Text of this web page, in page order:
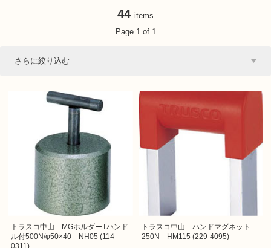
44 items
Page 1 of 1
さらに絞り込む
トラスコ中山 MGホルダーTハンド
ル付500N/φ50×40 NH05 (114-
0311)
トラスコ中山 ハンドマグネット
250N HM115 (229-4095)